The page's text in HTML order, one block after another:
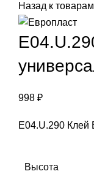
Назад к товарам
998 ₽
E04.U.290 Клей
Высота